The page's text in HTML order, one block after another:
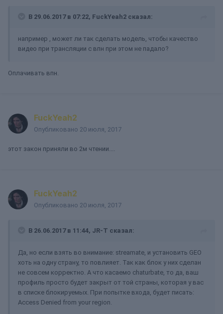
В 29.06.2017 в 07:22, FuckYeah2 сказал:
например , может ли так сделать модель, чтобы качество
видео при трансляции с впн при этом не падало?
Оплачивать впн.
FuckYeah2
Опубликовано 20 июля, 2017
этот закон приняли во 2м чтении....
FuckYeah2
Опубликовано 20 июля, 2017
В 26.06.2017 в 11:44, JR-T сказал:
Да, но если взять во внимание: streamate, и установить GEO
хоть на одну страну, то повлияет. Так как блок у них сделан
не совсем корректно. А что касаемо chaturbate, то да, ваш
профиль просто будет закрыт от той страны, которая у вас
в списке блокируемых. При попытке входа, будет писать:
Access Denied from your region.